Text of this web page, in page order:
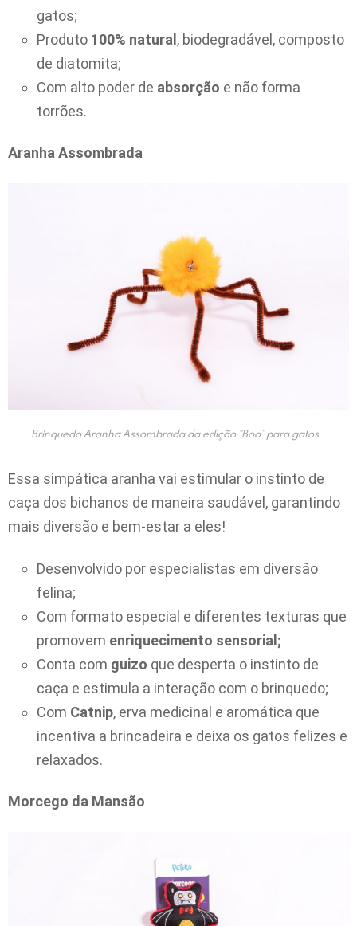
gatos;
Produto 100% natural, biodegradável, composto
de diatomita;
Com alto poder de absorção e não forma
torrões.
Aranha Assombrada
Brinquedo Aranha Assombrada da edição “Boo” para gatos
Essa simpática aranha vai estimular o instinto de
caça dos bichanos de maneira saudável, garantindo
mais diversão e bem-estar a eles!
Desenvolvido por especialistas em diversão
felina;
Com formato especial e diferentes texturas que
promovem enriquecimento sensorial;
Conta com guizo que desperta o instinto de
caça e estimula a interação com o brinquedo;
Com Catnip, erva medicinal e aromática que
incentiva a brincadeira e deixa os gatos felizes e
relaxados.
Morcego da Mansão